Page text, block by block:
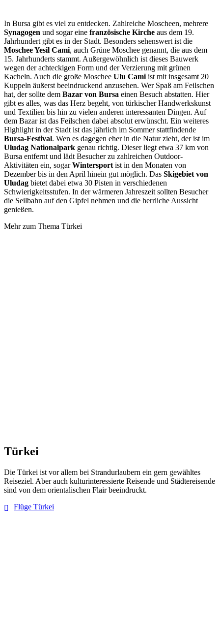
In Bursa gibt es viel zu entdecken. Zahlreiche Moscheen, mehrere
Synagogen und sogar eine französische Kirche aus dem 19.
Jahrhundert gibt es in der Stadt. Besonders sehenswert ist die
Moschee Yesil Cami, auch Grüne Moschee genannt, die aus dem
15. Jahrhunderts stammt. Außergewöhnlich ist dieses Bauwerk
wegen der achteckigen Form und der Verzierung mit grünen
Kacheln. Auch die große Moschee Ulu Cami ist mit insgesamt 20
Kuppeln äußerst beeindruckend anzusehen. Wer Spaß am Feilschen
hat, der sollte dem Bazar von Bursa einen Besuch abstatten. Hier
gibt es alles, was das Herz begeht, von türkischer Handwerkskunst
und Textilien bis hin zu vielen anderen interessanten Dingen. Auf
dem Bazar ist das Feilschen dabei absolut erwünscht. Ein weiteres
Highlight in der Stadt ist das jährlich im Sommer stattfindende
Bursa-Festival. Wen es dagegen eher in die Natur zieht, der ist im
Uludag Nationalpark genau richtig. Dieser liegt etwa 37 km von
Bursa entfernt und lädt Besucher zu zahlreichen Outdoor-
Aktivitäten ein, sogarWintersport ist in den Monaten von
Dezember bis in den April hinein gut möglich. Das Skigebiet von
Uludag bietet dabei etwa 30 Pisten in verschiedenen
Schwierigkeitsstufen. In der wärmeren Jahreszeit sollten Besucher
die Seilbahn auf den Gipfel nehmen und die herrliche Aussicht
genießen.
Mehr zum Thema Türkei
Türkei
Die Türkei ist vor allem bei Strandurlaubern ein gern gewähltes
Reiseziel. Aber auch kulturinteressierte Reisende und Städtereisende
sind von dem orientalischen Flair beeindruckt.
Flüge Türkei